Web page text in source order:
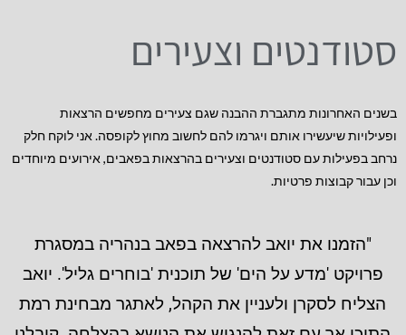
סטודנטים וצעירים
בשנים האחרונות מתגברת ההבנה שגם צעירים מחפשים הרצאות
ופעילויות שיעשירו אותם ויגרמו להם לחשוב מחוץ לקופסה. אני לוקח חלק
נרחב בפעילות עם סטודנטים וצעירים בהרצאות בפאבים, אירועים מיוחדים
וכן עבור קבוצות פרטיות.
"הזמנו את יואב להרצאה בפאב בנהריה במסגרת
פרויקט 'מדע על הים' של תוכנית 'בוחרים גליל'. יואב
הצליח לסקרן ולעניין את הקהל, לאתגר מבחינת רמת